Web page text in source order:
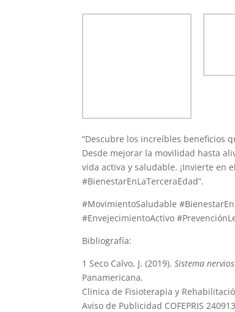
“Descubre los increíbles beneficios
Desde mejorar la movilidad hasta
vida activa y saludable. ¡Invierte en
#BienestarEnLaTerceraEdad”.
#MovimientoSaludable
#EnvejecimientoActivo
Bibliografía:
1 Seco Calvo, J. (2019).Sistema
Panamericana.
Clinica de Fisioterapia y
Aviso de Publicidad COFEPRIS